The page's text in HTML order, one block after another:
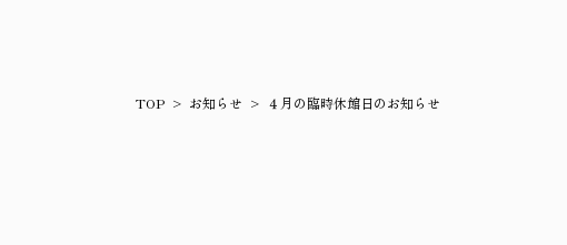
TOP お知らせ ４月の臨時休館日のお知らせ